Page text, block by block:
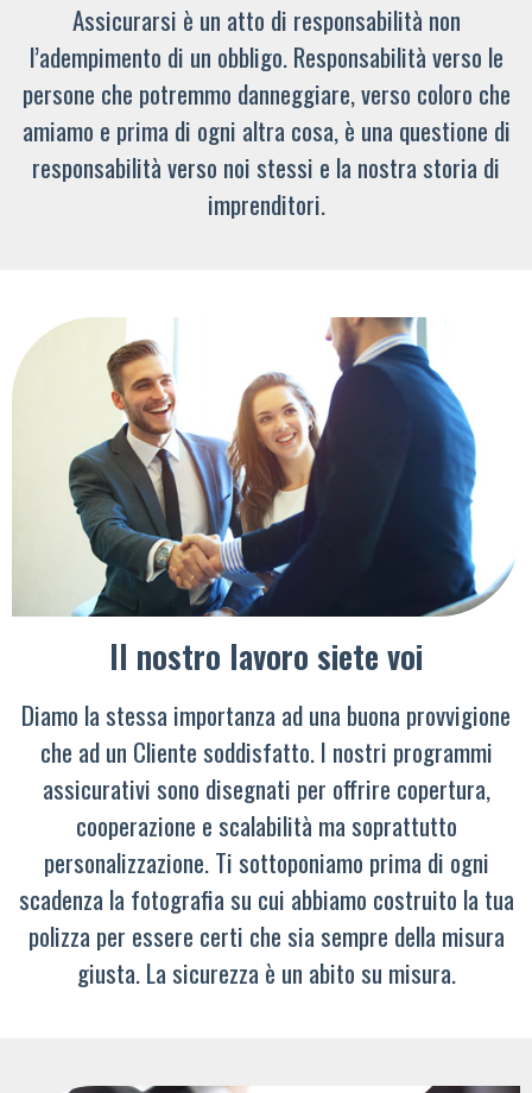
Assicurarsi è un atto di responsabilità non
l’adempimento di un obbligo. Responsabilità verso le
persone che potremmo danneggiare, verso coloro che
amiamo e prima di ogni altra cosa, è una questione di
responsabilità verso noi stessi e la nostra storia di
imprenditori.
Il nostro lavoro siete voi
Diamo la stessa importanza ad una buona provvigione
che ad un Cliente soddisfatto. I nostri programmi
assicurativi sono disegnati per offrire copertura,
cooperazione e scalabilità ma soprattutto
personalizzazione. Ti sottoponiamo prima di ogni
scadenza la fotografia su cui abbiamo costruito la tua
polizza per essere certi che sia sempre della misura
giusta. La sicurezza è un abito su misura.